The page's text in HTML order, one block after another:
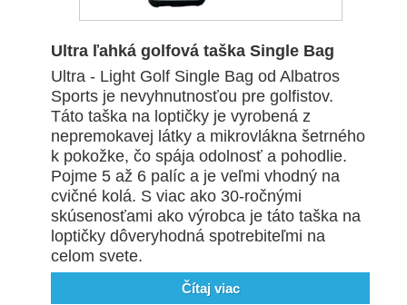
Ultra ľahká golfová taška Single Bag
Ultra - Light Golf Single Bag od Albatros
Sports je nevyhnutnosťou pre golfistov.
Táto taška na loptičky je vyrobená z
nepremokavej látky a mikrovlákna šetrného
k pokožke, čo spája odolnosť a pohodlie.
Pojme 5 až 6 palíc a je veľmi vhodný na
cvičné kolá. S viac ako 30-ročnými
skúsenosťami ako výrobca je táto taška na
loptičky dôveryhodná spotrebiteľmi na
celom svete.
Čítaj viac